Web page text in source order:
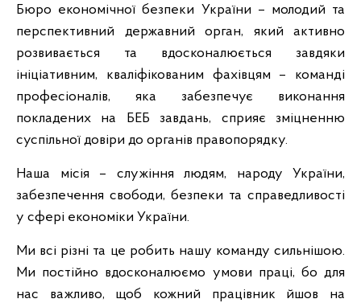
Бюро економічної безпеки України – молодий та
перспективний державний орган, який активно
розвивається та вдосконалюється завдяки
ініціативним, кваліфікованим фахівцям – команді
професіоналів, яка забезпечує виконання
покладених на БЕБ завдань, сприяє зміцненню
суспільної довіри до органів правопорядку.
Наша місія – служіння людям, народу України,
забезпечення свободи, безпеки та справедливості
у сфері економіки України.
Ми всі різні та це робить нашу команду сильнішою.
Ми постійно вдосконалюємо умови праці, бо для
нас важливо, щоб кожний працівник йшов на